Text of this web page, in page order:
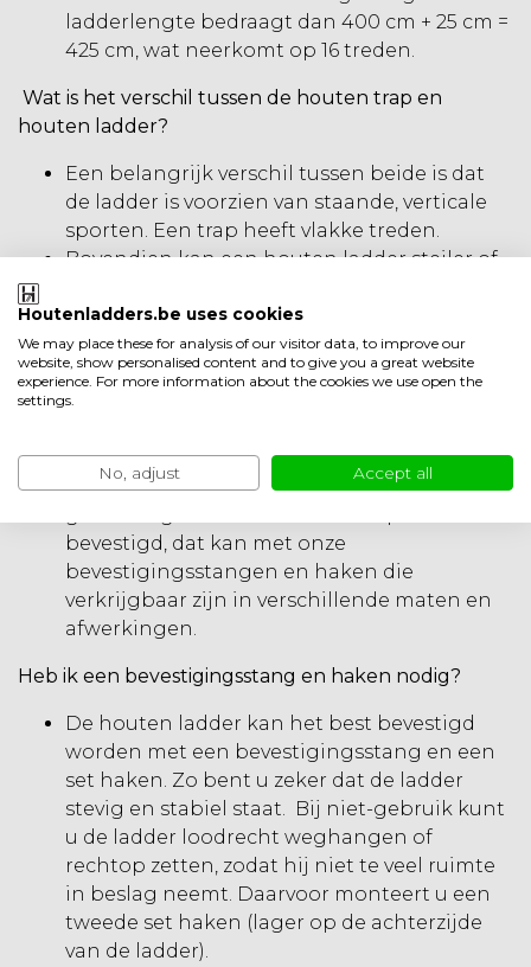
ladderlengte bedraagt dan 400 cm + 25 cm =
425 cm, wat neerkomt op 16 treden.
Wat is het verschil tussen de houten trap en
houten ladder?
Een belangrijk verschil tussen beide is dat
de ladder is voorzien van staande, verticale
sporten. Een trap heeft vlakke treden.
Bovendien kan een houten ladder steiler of
minder zwaar. Ideaal om te plaatsen tegen
een boekenkast, bibliotheekwand.
Een houten trap heeft vlakke treden, wat
aangenaam en comfortabel is om op te
de vloer. Ideaal om bijvoorbeeld naar een
zolder, vide, garage of dergelijke meer te
bevestigd, dat kan met onze
bevestigingsstangen en haken die
verkrijgbaar zijn in verschillende maten en
afwerkingen.
Heb ik een bevestigingsstang en haken nodig?
De houten ladder kan het best bevestigd
worden met een bevestigingsstang en een
set haken. Zo bent u zeker dat de ladder
stevig en stabiel staat. Bij niet-gebruik kunt
u de ladder loodrecht weghangen of
rechtop zetten, zodat hij niet te veel ruimte
in beslag neemt. Daarvoor monteert u een
tweede set haken (lager op de achterzijde
van de ladder).
Houtenladders.be uses cookies
We may place these for analysis of our visitor data, to improve our
website, show personalised content and to give you a great website
experience. For more information about the cookies we use open the
settings.
No, adjust Accept all